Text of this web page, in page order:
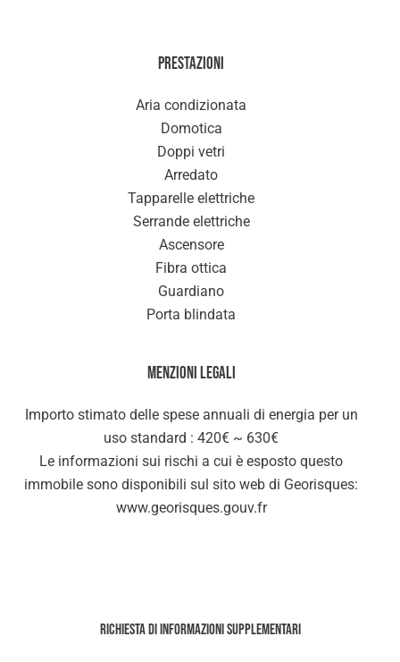
Prestazioni
Aria condizionata
Domotica
Doppi vetri
Arredato
Tapparelle elettriche
Serrande elettriche
Ascensore
Fibra ottica
Guardiano
Porta blindata
Menzioni legali
Importo stimato delle spese annuali di energia per un
uso standard : 420€ ~ 630€
Le informazioni sui rischi a cui è esposto questo
immobile sono disponibili sul sito web di Georisques:
www.georisques.gouv.fr
Richiesta di informazioni supplementari